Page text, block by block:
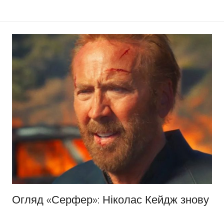
Огляд «Серфер»: Ніколас Кейдж знову